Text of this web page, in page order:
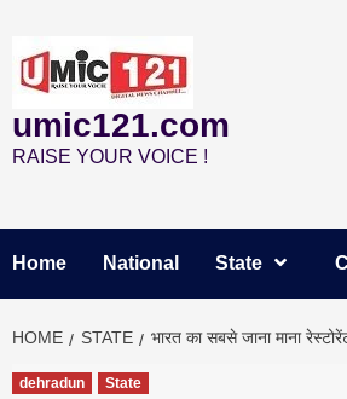
content
umic121.com
RAISE YOUR VOICE !
Home National State
HOME STATE भारत का सबसे जाना माना
dehradun State